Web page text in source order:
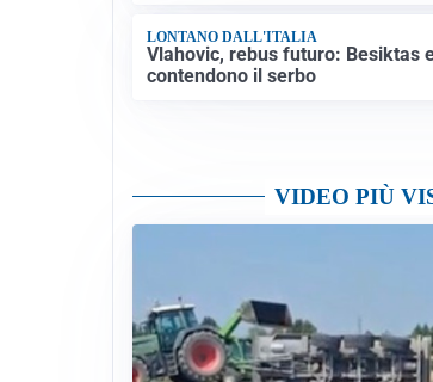
LONTANO DALL'ITALIA
Vlahovic, rebus futuro: Besiktas
contendono il serbo
VIDEO PIÙ